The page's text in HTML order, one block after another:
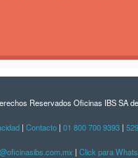
Reservados Oficinas IBS SA
| Contacto| 01 800 700 9393 |
| Click para